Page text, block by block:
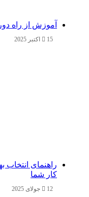
آموزش از راه دور
15 اکتبر 2025
راهنمای انتخاب
کار شما
12 جولای 2025